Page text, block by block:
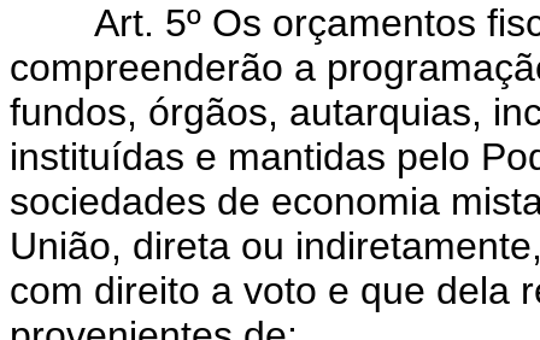
Art. 5º Os orçamentos
compreenderão a
fundos, órgãos, autarquias,
instituídas e mantidas pelo
sociedades de economia
União, direta ou
com direito a voto e que dela